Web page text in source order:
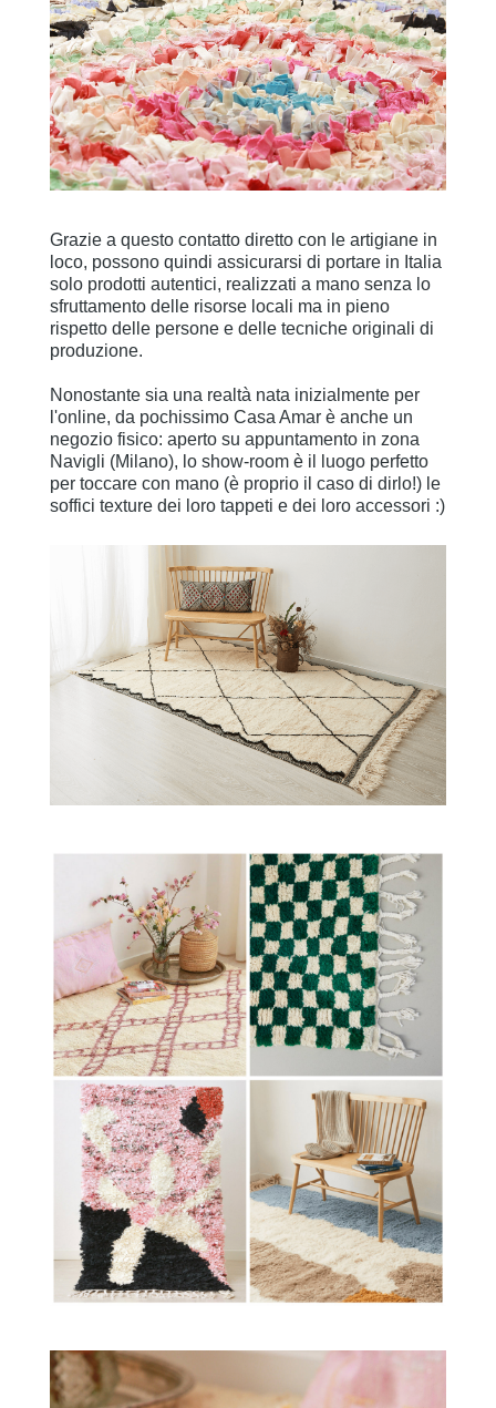
Grazie a questo contatto diretto con le artigiane in
loco, possono quindi assicurarsi di portare in Italia
solo prodotti autentici, realizzati a mano senza lo
sfruttamento delle risorse locali ma in pieno
rispetto delle persone e delle tecniche originali di
produzione.
Nonostante sia una realtà nata inizialmente per
l'online, da pochissimo Casa Amar è anche un
negozio fisico: aperto su appuntamento in zona
Navigli (Milano), lo show-room è il luogo perfetto
per toccare con mano (è proprio il caso di dirlo!) le
soffici texture dei loro tappeti e dei loro accessori :)